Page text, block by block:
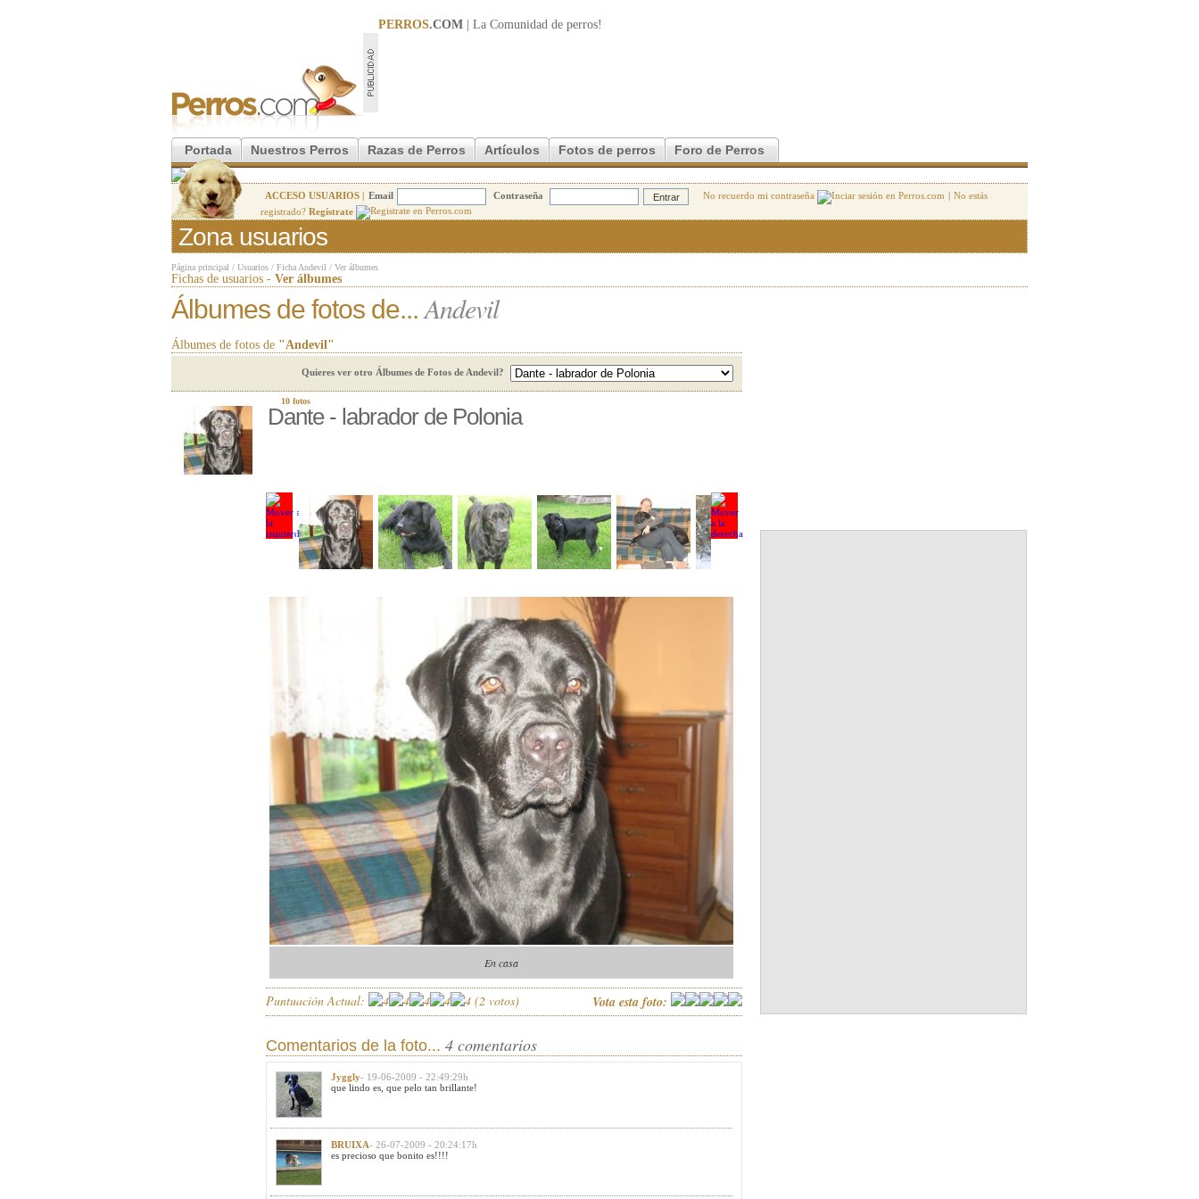
PERROS.COM | La Comunidad de perros!
Portada Nuestros Perros Razas de Perros Artículos Fotos de perros Foro de Perros
ACCESO USUARIOS | Email Contraseña No recuerdo mi contraseña | No estás
registrado? Regístrate
Zona usuarios
Página principal / Usuarios / Ficha Andevil / Ver álbumes
Fichas de usuarios - Ver álbumes
Álbumes de fotos de... Andevil
Álbumes de fotos de "Andevil"
Quieres ver otro Álbumes de Fotos de Andevil?
10 fotos
Dante - labrador de Polonia
En casa
Puntuación Actual: (2 votos) Vota esta foto:
Comentarios de la foto... 4 comentarios
Jyggly- 19-06-2009 - 22:49:29h
que lindo es, que pelo tan brillante!
BRUIXA- 26-07-2009 - 20:24:17h
es precioso que bonito es!!!!